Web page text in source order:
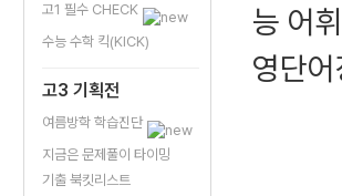
고1 필수 CHECK
수능 수학 킥(KICK)
고3 기획전
여름방학 학습진단
지금은 문제풀이 타이밍
기출 북킷리스트
능 어
영단